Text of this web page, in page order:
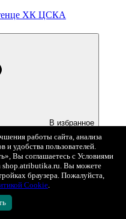
В избранное
работы сайта, анализа
и удобства пользователей.
Вы соглашаетесь с Условиями
shop.atributika.ru. Вы можете
браузера. Пожалуйста,
Cookie.